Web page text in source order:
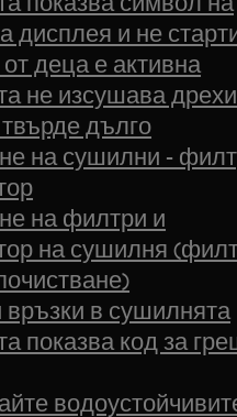
дисплея и не
деца е активна
не изсушава
дълго
на сушилни -
на филтри и
на сушилня
в сушилнята
показва код за